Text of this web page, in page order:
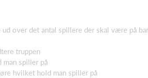
over det antal spillere der skal være på
truppen
spiller på
hvilket hold man spiller på